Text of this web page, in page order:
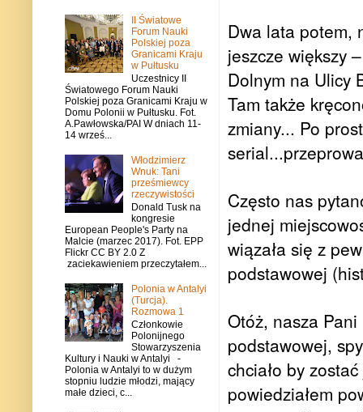
Dwa lata potem,
jeszcze większy
Dolnym na Ulicy
Tam także
zmiany... Po
Często nas
jednej
wiązała się z
podstawowej
Otóż, nasza
podstawowej,
chciało by
powiedziałem
II Światowe
Forum Nauki
Polskiej poza
Granicami Kraju
w Pułtusku
Uczestnicy II
Światowego Forum Nauki
Polskiej poza Granicami Kraju w
Domu Polonii w Pułtusku. Fot.
A.Pawłowska/PAI W dniach 11-
14 wrześ...
Włodzimierz
Wnuk: Tani
prześmiewcy
rzeczywistości
Donald Tusk na
kongresie
European People's Party na
Malcie (marzec 2017). Fot. EPP
Flickr CC BY 2.0 Z
zaciekawieniem przeczytałem...
Polonia w Antalyi
(Turcja).
Rozmowa 1
Członkowie
Polonijnego
Stowarzyszenia
Kultury i Nauki w Antalyi -
Polonia w Antalyi to w dużym
stopniu ludzie młodzi, mający
małe dzieci, c...